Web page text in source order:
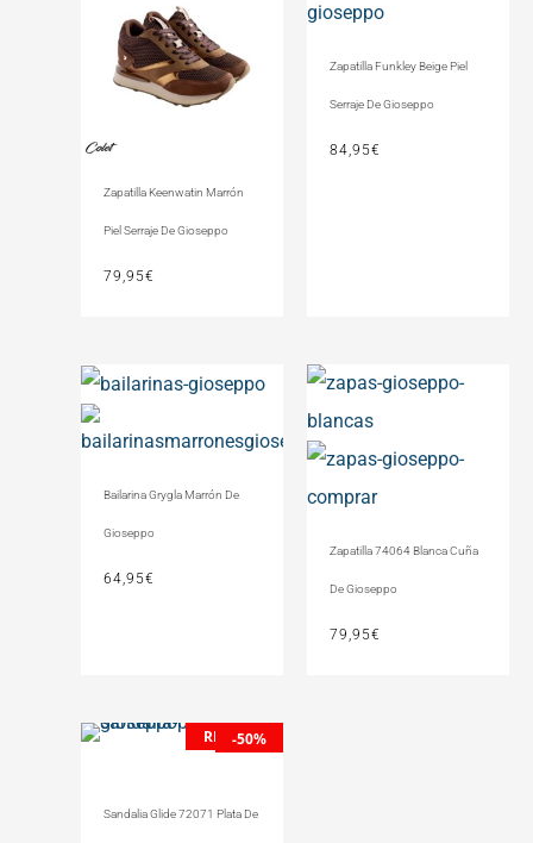
Zapatilla Keenwatin Marrón
Piel Serraje De Gioseppo
79,95€
Zapatilla Funkley Beige Piel
Serraje De Gioseppo
84,95€
Bailarina Grygla Marrón De
Gioseppo
64,95€
Zapatilla 74064 Blanca Cuña
De Gioseppo
79,95€
REBAJAS
-50%
Sandalia Glide 72071 Plata De
El
era:
El
es: